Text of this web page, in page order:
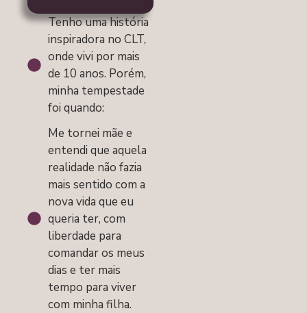
Tenho uma história
inspiradora no CLT,
onde vivi por mais
de 10 anos. Porém,
minha tempestade
foi quando:
Me tornei mãe e
entendi que aquela
realidade não fazia
mais sentido com a
nova vida que eu
queria ter, com
liberdade para
comandar os meus
dias e ter mais
tempo para viver
com minha filha.